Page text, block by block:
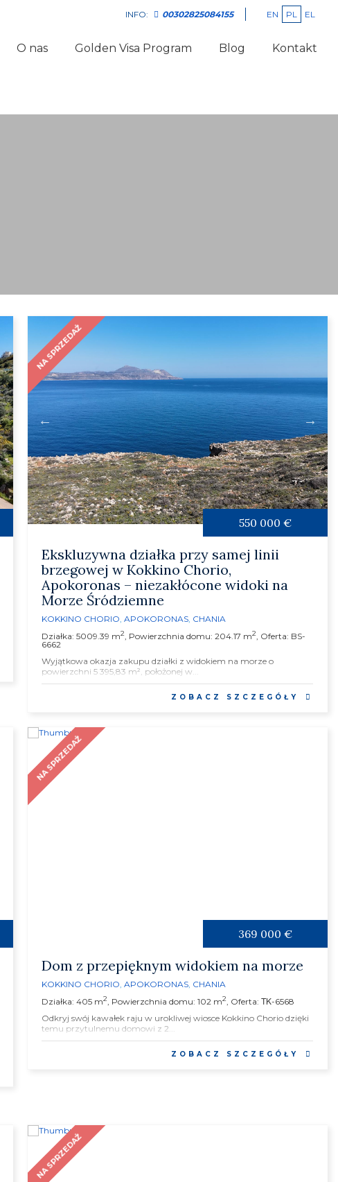
INFO: 00302825084155 EN PL EL
O nas Golden Visa Program Blog Kontakt
NA SPRZEDAŻ
550 000 €
Ekskluzywna działka przy samej linii
brzegowej w Kokkino Chorio,
Apokoronas – niezakłócone widoki na
Morze Śródziemne
KOKKINO CHORIO,APOKORONAS, CHANIA
Działka: 5009.39 m2, Powierzchnia domu: 204.17 m2, Oferta: BS-
6662
Wyjątkowa okazja zakupu działki z widokiem na morze o
powierzchni 5 395,83 m², położonej w...
ZOBACZ SZCZEGÓŁY
NA SPRZEDAŻ
369 000 €
Dom z przepięknym widokiem na morze
KOKKINO CHORIO,APOKORONAS, CHANIA
Działka: 405 m2, Powierzchnia domu: 102 m2, Oferta: ΤΚ-6568
Odkryj swój kawałek raju w urokliwej wiosce Kokkino Chorio dzięki
temu przytulnemu domowi z 2...
ZOBACZ SZCZEGÓŁY
NA SPRZEDAŻ